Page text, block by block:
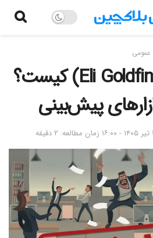
عمومی
الی گلدفاین (Eli Goldfine) کیست؟
زمان مطالعه: ۲ دقیقه